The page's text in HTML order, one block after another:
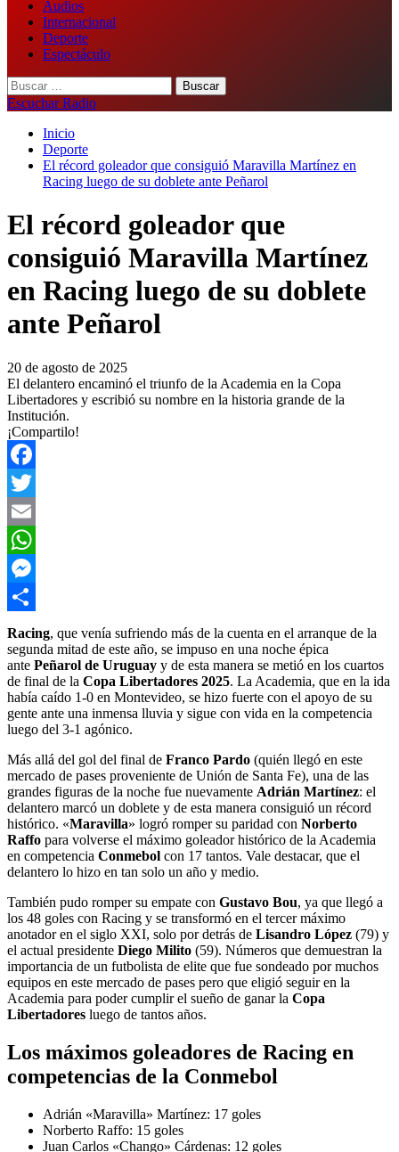
Audios
Internacional
Deporte
Espectáculo
Buscar:
Escuchar Radio
Inicio
Deporte
El récord goleador que consiguió Maravilla Martínez en
Racing luego de su doblete ante Peñarol
El récord goleador que
consiguió Maravilla Martínez
en Racing luego de su doblete
ante Peñarol
20 de agosto de 2025
El delantero encaminó el triunfo de la Academia en la Copa
Libertadores y escribió su nombre en la historia grande de la
Institución.
¡Compartilo!
Facebook
Twitter
Email
WhatsApp
Messenger
Compartir
Racing, que venía sufriendo más de la cuenta en el arranque de la
segunda mitad de este año, se impuso en una noche épica
ante Peñarol de Uruguay y de esta manera se metió en los cuartos
de final de la Copa Libertadores 2025. La Academia, que en la ida
había caído 1-0 en Montevideo, se hizo fuerte con el apoyo de su
gente ante una inmensa lluvia y sigue con vida en la competencia
luego del 3-1 agónico.
Más allá del gol del final de Franco Pardo (quién llegó en este
mercado de pases proveniente de Unión de Santa Fe), una de las
grandes figuras de la noche fue nuevamente Adrián Martínez: el
delantero marcó un doblete y de esta manera consiguió un récord
histórico. «Maravilla» logró romper su paridad con Norberto
Raffo para volverse el máximo goleador histórico de la Academia
en competencia Conmebol con 17 tantos. Vale destacar, que el
delantero lo hizo en tan solo un año y medio.
También pudo romper su empate con Gustavo Bou, ya que llegó a
los 48 goles con Racing y se transformó en el tercer máximo
anotador en el siglo XXI, solo por detrás de Lisandro López (79) y
el actual presidente Diego Milito (59). Números que demuestran la
importancia de un futbolista de elite que fue sondeado por muchos
equipos en este mercado de pases pero que eligió seguir en la
Academia para poder cumplir el sueño de ganar la Copa
Libertadores luego de tantos años.
Los máximos goleadores de Racing en
competencias de la Conmebol
Adrián «Maravilla» Martínez: 17 goles
Norberto Raffo: 15 goles
Juan Carlos «Chango» Cárdenas: 12 goles